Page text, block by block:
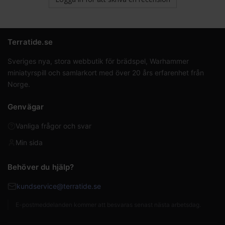
Terratide.se
Sveriges nya, stora webbutik för brädspel, Warhammer
miniatyrspill och samlarkort med över 20 års erfarenhet från
Norge.
Genvägar
Vanliga frågor och svar
Min sida
Behöver du hjälp?
kundservice@terratide.se